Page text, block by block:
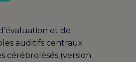
et de
auditifs centraux
cérébrolésés (version